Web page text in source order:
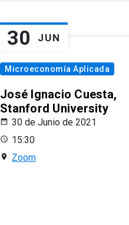
30 JUN
Microeconomía Aplicada
José Ignacio Cuesta,
Stanford University
30 de Junio de 2021
15:30
Zoom